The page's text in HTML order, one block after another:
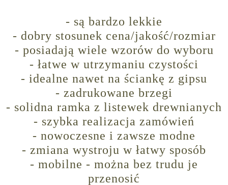
- są bardzo lekkie
- dobry stosunek cena/jakość/rozmiar
- posiadają wiele wzorów do wyboru
- łatwe w utrzymaniu czystości
- idealne nawet na ściankę z gipsu
- zadrukowane brzegi
- solidna ramka z listewek drewnianych
- szybka realizacja zamówień
- nowoczesne i zawsze modne
- zmiana wystroju w łatwy sposób
- mobilne - można bez trudu je
przenosić